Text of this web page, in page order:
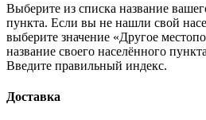
Выберите из списка название
пункта. Если вы не нашли свой
выберите значение «Другое
название своего населённого
Введите правильный индекс.
Доставка